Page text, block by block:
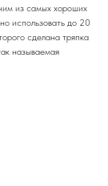
из самых хороших
использовать до 20
сделана тряпка
называемая